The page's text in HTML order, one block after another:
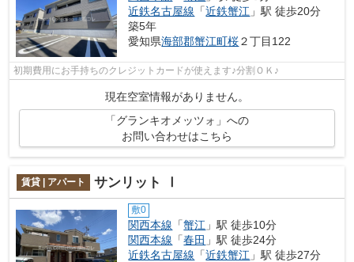
近鉄名古屋線 「近鉄蟹江 」駅 徒歩20分
築5年
愛知県海部郡蟹江町桜２丁目122
初期費用にお手持ちのクレジットカードが使えます♪分割ＯＫ♪
現在空室情報がありません。
「グランキオメッツォ」への
お問い合わせはこちら
賃貸 | アパート サンリット Ⅰ
敷0
関西本線 「蟹江 」駅 徒歩10分
関西本線 「春田 」駅 徒歩24分
近鉄名古屋線 「近鉄蟹江 」駅 徒歩27分